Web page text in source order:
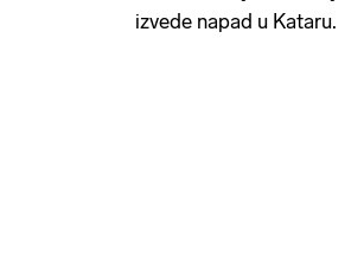
izvede napad u Kataru.